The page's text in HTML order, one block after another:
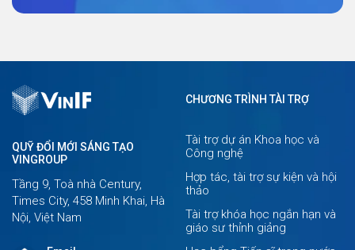
QUỸ ĐỔI MỚI SÁNG TẠO
VINGROUP
Tầng 9, Toà nhà Century,
Times City, 458 Minh Khai, Hà
Nội, Việt Nam
CHƯƠNG TRÌNH TÀI TRỢ
Tài trợ dự án Khoa học và
Công nghệ
Hợp tác, tài trợ sự kiện và hội
thảo
Tài trợ khóa học ngắn hạn và
giáo sư thỉnh giảng